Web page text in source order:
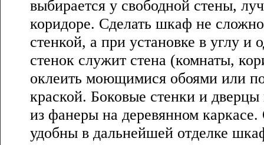
выбирается у свободной стены,
коридоре. Сделать шкаф не
стенкой, а при установке в углу и
стенок служит стена (комнаты,
оклеить моющимися обоями или
краской. Боковые стенки и
из фанеры на деревянном
удобны в дальнейшей отделке